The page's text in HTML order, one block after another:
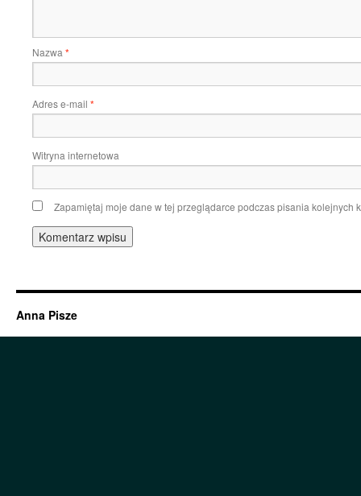
Nazwa *
Adres e-mail *
Witryna internetowa
Zapamiętaj moje dane w tej przeglądarce podczas pisania kolejnych
Anna Pisze